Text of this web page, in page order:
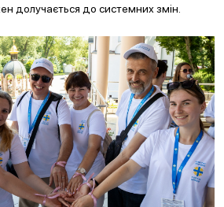
долучається до системних змін.